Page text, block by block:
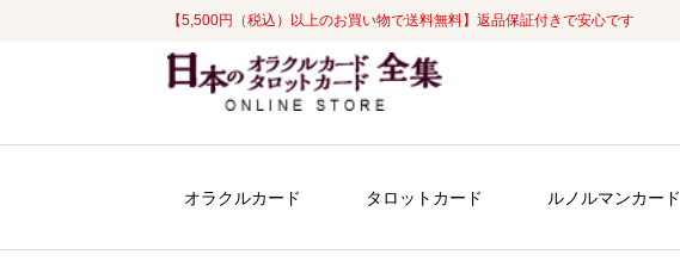
【5,500円（税込）以上のお買い物で送料無料】返品保証付きで安心です
ナ
ビ
ン
コ
ン
ス
オラクルカード タロットカード ルノルマンカード